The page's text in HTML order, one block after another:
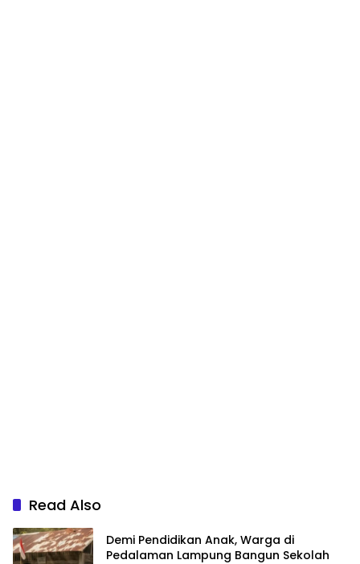
Read Also
Demi Pendidikan Anak, Warga di
Pedalaman Lampung Bangun Sekolah